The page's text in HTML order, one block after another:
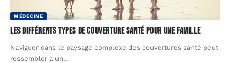
MÉDECINE
Les différents types de couverture santé pour une famille
Naviguer dans le paysage complexe des couvertures santé peut
ressembler à un…